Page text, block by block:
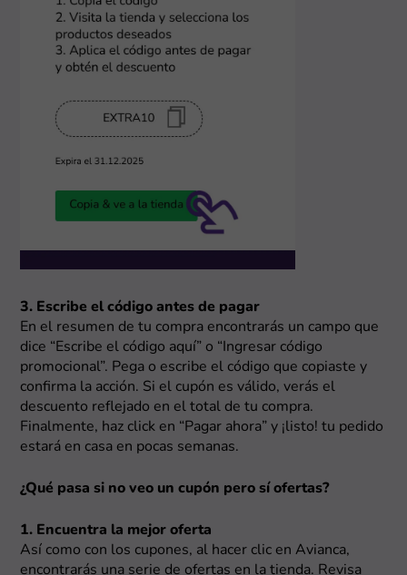
3. Escribe el código antes de pagar
En el resumen de tu compra encontrarás un campo que
dice “Escribe el código aquí” o “Ingresar código
promocional”. Pega o escribe el código que copiaste y
confirma la acción. Si el cupón es válido, verás el
descuento reflejado en el total de tu compra.
Finalmente, haz click en “Pagar ahora” y ¡listo! tu pedido
estará en casa en pocas semanas.
¿Qué pasa si no veo un cupón pero sí ofertas?
1. Encuentra la mejor oferta
Así como con los cupones, al hacer clic en Avianca,
encontrarás una serie de ofertas en la tienda. Revisa